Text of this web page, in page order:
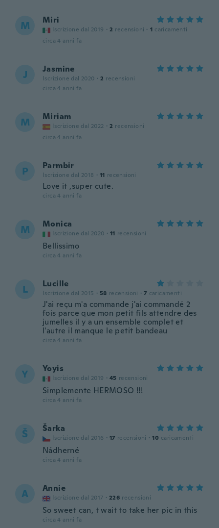
M Miri
Iscrizione dal 2019 · 2 recensioni · 1 caricamenti
circa 4 anni fa
J Jasmine
Iscrizione dal 2020 · 2 recensioni
circa 4 anni fa
M Miriam
Iscrizione dal 2022 · 2 recensioni
circa 4 anni fa
P Parmbir
Iscrizione dal 2018 · 11 recensioni
Love it ,super cute.
circa 4 anni fa
M Monica
Iscrizione dal 2020 · 11 recensioni
Bellissimo
circa 4 anni fa
L Lucille
Iscrizione dal 2015 · 58 recensioni · 7 caricamenti
J'ai reçu m'a commande j'ai commandé 2
fois parce que mon petit fils attendre des
jumelles il y a un ensemble complet et
l'autre il manque le petit bandeau
circa 4 anni fa
Y Yoyis
Iscrizione dal 2019 · 45 recensioni
Simplemente HERMOSO !!!
circa 4 anni fa
Š Šarka
Iscrizione dal 2016 · 17 recensioni · 10 caricamenti
Nádherné
circa 4 anni fa
A Annie
Iscrizione dal 2017 · 226 recensioni
So sweet can, t wait to take her pic in this
circa 4 anni fa